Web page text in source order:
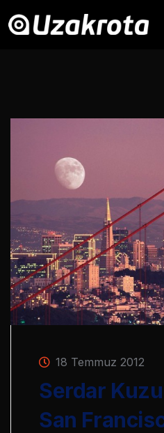
18 Temmuz 2012
Serdar
San